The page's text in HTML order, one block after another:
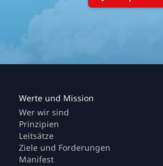
Wer wir sind
Prinzipien
Leitsätze
Ziele und Forderungen
Manifest